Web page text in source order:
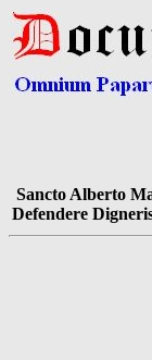
Sancto Alberto
Defendere